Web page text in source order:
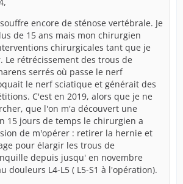
encore de sténose vertébrale. Je
de 15 ans mais mon chirurgien
chirurgicales tant que je
Le rétrécissement des trous de
serrés où passe le nerf
le nerf sciatique et générait des
C'est en 2019, alors que je ne
que l'on m'a découvert une
15 jours de temps le chirurgien a
de m'opérer : retirer la hernie et
pour élargir les trous de
depuis jusqu' en novembre
douleurs L4-L5 ( L5-S1 à l'opération).